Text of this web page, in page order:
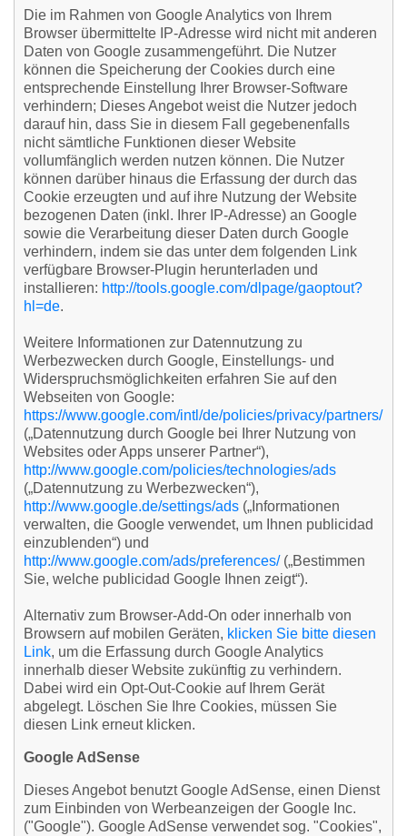
Die im Rahmen von Google Analytics von Ihrem
Browser übermittelte IP-Adresse wird nicht mit anderen
Daten von Google zusammengeführt. Die Nutzer
können die Speicherung der Cookies durch eine
entsprechende Einstellung Ihrer Browser-Software
verhindern; Dieses Angebot weist die Nutzer jedoch
darauf hin, dass Sie in diesem Fall gegebenenfalls
nicht sämtliche Funktionen dieser Website
vollumfänglich werden nutzen können. Die Nutzer
können darüber hinaus die Erfassung der durch das
Cookie erzeugten und auf ihre Nutzung der Website
bezogenen Daten (inkl. Ihrer IP-Adresse) an Google
sowie die Verarbeitung dieser Daten durch Google
verhindern, indem sie das unter dem folgenden Link
verfügbare Browser-Plugin herunterladen und
installieren: http://tools.google.com/dlpage/gaoptout?
hl=de.
Weitere Informationen zur Datennutzung zu
Werbezwecken durch Google, Einstellungs- und
Widerspruchsmöglichkeiten erfahren Sie auf den
Webseiten von Google:
https://www.google.com/intl/de/policies/privacy/partners/
(„Datennutzung durch Google bei Ihrer Nutzung von
Websites oder Apps unserer Partner“),
http://www.google.com/policies/technologies/ads
(„Datennutzung zu Werbezwecken“),
http://www.google.de/settings/ads („Informationen
verwalten, die Google verwendet, um Ihnen publicidad
einzublenden“) und
http://www.google.com/ads/preferences/(„Bestimmen
Sie, welche publicidad Google Ihnen zeigt“).
Alternativ zum Browser-Add-On oder innerhalb von
Browsern auf mobilen Geräten, klicken Sie bitte diesen
Link, um die Erfassung durch Google Analytics
innerhalb dieser Website zukünftig zu verhindern.
Dabei wird ein Opt-Out-Cookie auf Ihrem Gerät
abgelegt. Löschen Sie Ihre Cookies, müssen Sie
diesen Link erneut klicken.
Google AdSense
Dieses Angebot benutzt Google AdSense, einen Dienst
zum Einbinden von Werbeanzeigen der Google Inc.
("Google"). Google AdSense verwendet sog. "Cookies",